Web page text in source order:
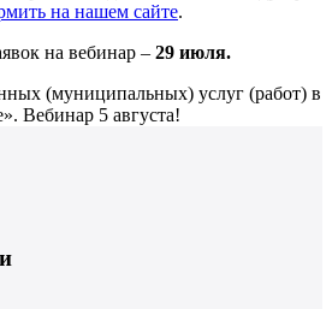
на нашем сайте.
на вебинар – 29 июля.